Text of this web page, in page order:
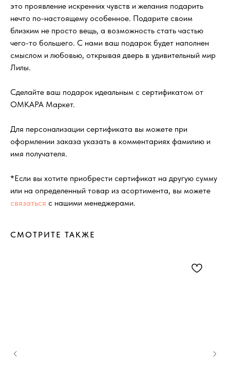
это проявление искренних чувств и желания подарить
нечто по-настоящему особенное. Подарите своим
близким не просто вещь, а возможность стать частью
чего-то большего. С нами ваш подарок будет наполнен
смыслом и любовью, открывая дверь в удивительный мир
Лилы.
Сделайте ваш подарок идеальным с сертификатом от
ОМКАРА Маркет.
Для персонализации сертификата вы можете при
оформлении заказа указать в комментариях фамилию и
имя получателя.
*Если вы хотите приобрести сертификат на другую сумму
или на определенный товар из асортимента, вы можете
связаться с нашими менеджерами.
СМОТРИТЕ ТАКЖЕ